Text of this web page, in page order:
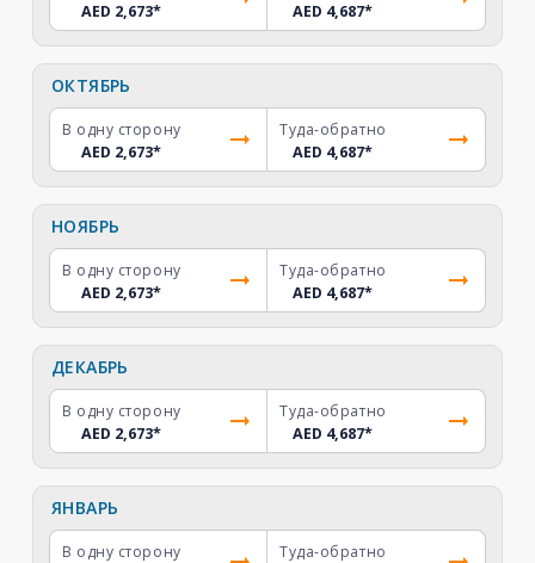
AED 2,673*
AED 4,687*
ОКТЯБРЬ
В одну сторону
AED 2,673*
Туда-обратно
AED 4,687*
НОЯБРЬ
В одну сторону
AED 2,673*
Туда-обратно
AED 4,687*
ДЕКАБРЬ
В одну сторону
AED 2,673*
Туда-обратно
AED 4,687*
ЯНВАРЬ
В одну сторону
Туда-обратно